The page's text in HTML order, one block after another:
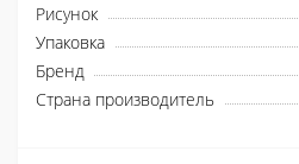
Рисунок
Упаковка
Бренд
Страна производитель